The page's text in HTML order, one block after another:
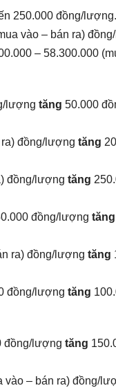
250.000 đồng/
vào – bán ra)
– 58.300.000
lượng tăng 50.000
đồng/lượng tăng
đồng/lượng tăng
đồng/lượng tăng
ra) đồng/lượng tăng
đồng/lượng tăng
đồng/lượng tăng
vào – bán ra) đồng/